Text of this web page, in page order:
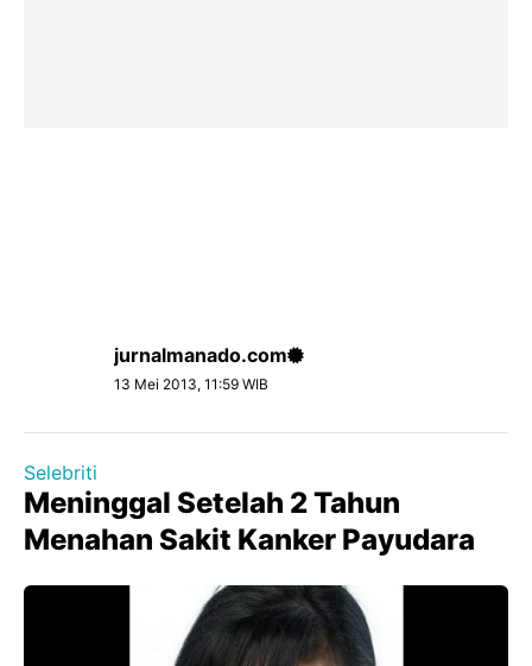
jurnalmanado.com
13 Mei 2013, 11:59 WIB
Selebriti
Meninggal Setelah 2 Tahun
Menahan Sakit Kanker Payudara